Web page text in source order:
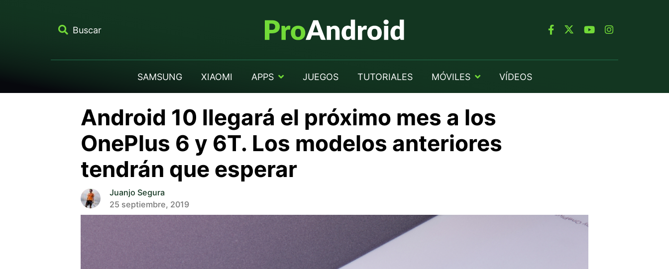
Buscar
SAMSUNG XIAOMI APPS JUEGOS TUTORIALES MÓVILES VÍDEOS
Android 10 llegará el próximo mes a los
OnePlus 6 y 6T. Los modelos anteriores
tendrán que esperar
Juanjo Segura
25 septiembre, 2019